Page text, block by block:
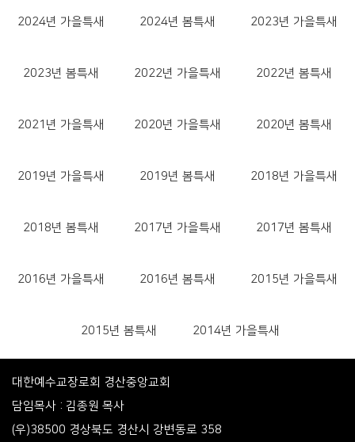
2024년 가을특새 2024년 봄특새 2023년 가을특새
2023년 봄특새 2022년 가을특새 2022년 봄특새
2021년 가을특새 2020년 가을특새 2020년 봄특새
2019년 가을특새 2019년 봄특새 2018년 가을특새
2018년 봄특새 2017년 가을특새 2017년 봄특새
2016년 가을특새 2016년 봄특새 2015년 가을특새
2015년 봄특새 2014년 가을특새
대한예수교장로회 경산중앙교회
담임목사 : 김종원 목사
(우)38500 경상북도 경산시 강변동로 358